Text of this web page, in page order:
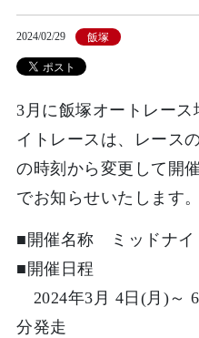
2024/02/29 飯塚
3月に飯塚オートレー
イトレースは、レース
の時刻から変更して開
でお知らせいたします。
■開催名称 ミッドナイ
■開催日程
2024年3月 4日(月)～
分発走